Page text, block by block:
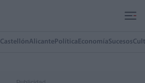
CastellónAlicante Política EconomíaSucesos